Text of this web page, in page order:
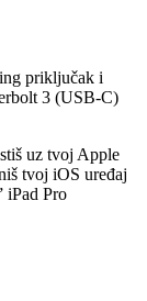
priključak i
3 (USB-C)
uz tvoj Apple
tvoj iOS uređaj
iPad Pro